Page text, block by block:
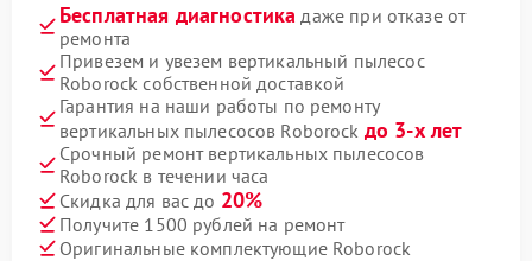
Бесплатная диагностика даже при отказе от
ремонта
Привезем и увезем вертикальный пылесос
Roborock собственной доставкой
Гарантия на наши работы по ремонту
вертикальных пылесосов Roborock до 3-х лет
Срочный ремонт вертикальных пылесосов
Roborock в течении часа
Скидка для вас до 20%
Получите 1500 рублей на ремонт
Оригинальные комплектующие Roborock